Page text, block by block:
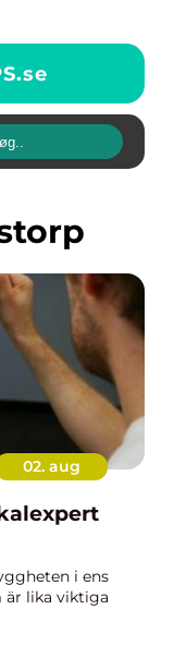
se
02. aug
i ens
är lika viktiga